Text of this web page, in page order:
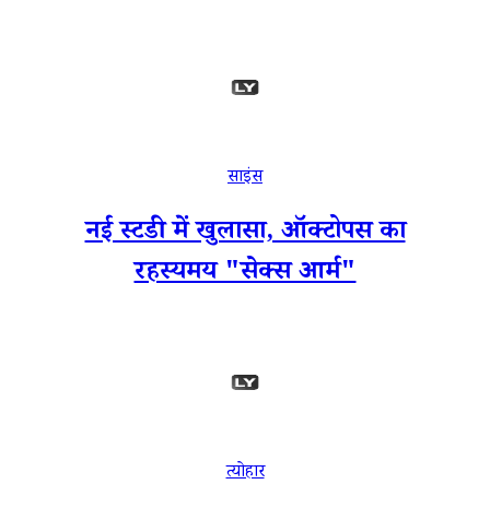
साइंस
नई स्टडी में खुलासा, ऑक्टोपस का
रहस्यमय "सेक्स आर्म"
त्योहार